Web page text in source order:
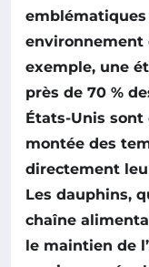
environnement
exemple, une
près de 70 %
États-Unis sont
montée des
directement
Les dauphins,
chaîne
le maintien de